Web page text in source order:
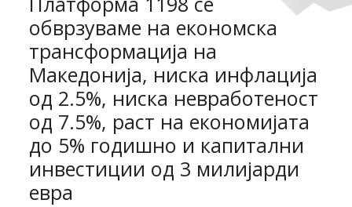
обврзуваме на економска
трансформација на
Македонија, ниска инфлација
од 2.5%, ниска невработеност
од 7.5%, раст на економијата
до 5% годишно и капитални
инвестиции од 3 милијарди
евра